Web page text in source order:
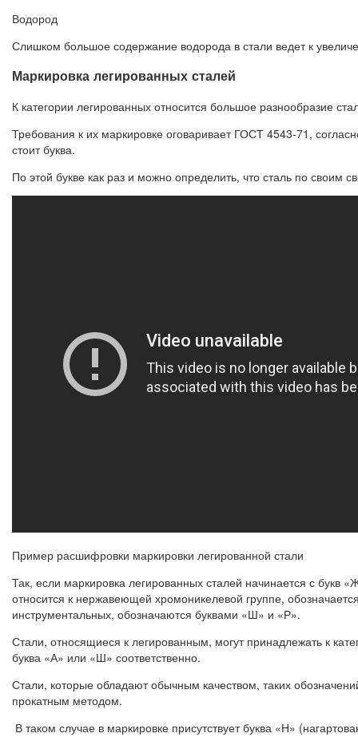
Водород
Слишком большое содержание водорода в стали ведет к
Маркировка легированных сталей
К категории легированных относится большое разнообразие
Требования к их маркировке оговаривает ГОСТ 4543-71,
стоит буква.
По этой букве как раз и можно определить, что сталь по своим
Пример расшифровки маркировки легированной стали
Так, если маркировка легированных сталей начинается с
относится к нержавеющей хромоникелевой группе,
инструментальных, обозначаются буквами «Ш» и «Р».
Стали, относящиеся к легированным, могут принадлежать к
буква «А» или «Ш» соответственно.
Стали, которые обладают обычным качеством, таких
прокатным методом.
В таком случае в маркировке присутствует буква «Н»